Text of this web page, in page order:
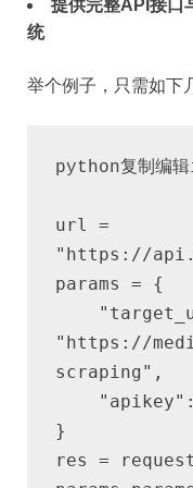
提供完整API接口
统
举个例子，只需如下
python复制编辑
url =
"https://
params = {
"https://
scraping",
}
res =